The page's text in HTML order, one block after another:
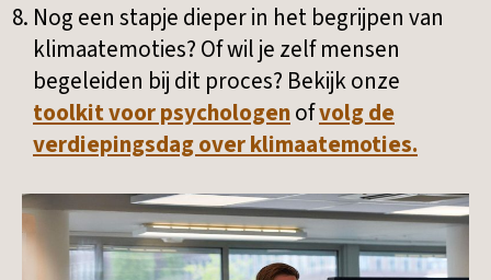
Nog een stapje dieper in het begrijpen van
klimaatemoties? Of wil je zelf mensen
begeleiden bij dit proces? Bekijk onze
toolkit voor psychologenofvolg de
verdiepingsdag over klimaatemoties.